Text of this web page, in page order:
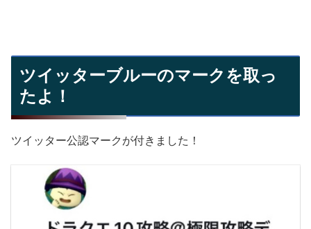
ツイッターブルーのマークを取っ
たよ！
ツイッター公認マークが付きました！